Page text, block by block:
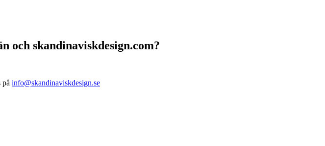
och skandinaviskdesign.com?
på info@skandinaviskdesign.se